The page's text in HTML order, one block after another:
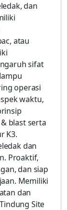
dan
atau
sifat
operasi
waktu,
blast serta
K3.
dan
Proaktif,
dan siap
Memiliki
dan
Site